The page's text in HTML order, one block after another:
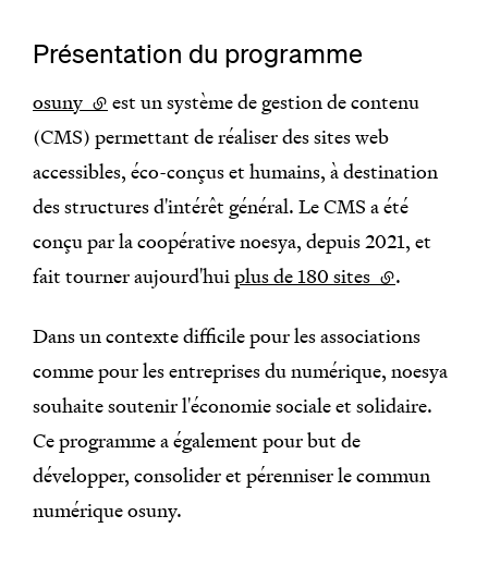
Présentation du programme
osuny (lien externe)
est un système de gestion de contenu
(CMS) permettant de réaliser des sites web
accessibles, éco-conçus et humains, à destination
des structures d'intérêt général. Le CMS a été
conçu par la coopérative noesya, depuis 2021, et
fait tourner aujourd'huiplus de 180 sites (lien externe)
.
Dans un contexte difficile pour les associations
comme pour les entreprises du numérique, noesya
souhaite soutenir l'économie sociale et solidaire.
Ce programme a également pour but de
développer, consolider et pérenniser le commun
numérique osuny.